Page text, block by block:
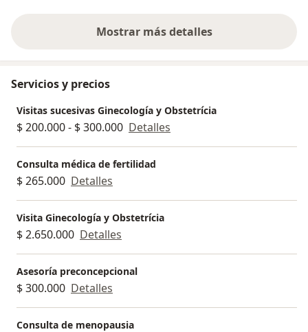
Mostrar más detalles
sobre la experiencia
Servicios y precios
Visitas sucesivas Ginecología y Obstetrícia
$ 200.000 - $ 300.000 Detalles
Consulta médica de fertilidad
$ 265.000 Detalles
Visita Ginecología y Obstetrícia
$ 2.650.000 Detalles
Asesoría preconcepcional
$ 300.000 Detalles
Consulta de menopausia